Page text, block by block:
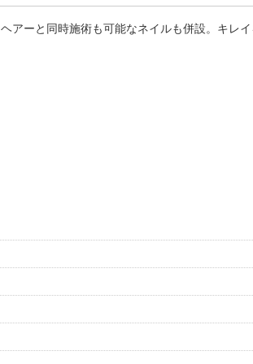
ヘアーと同時施術も可能なネイルも併設。キレ